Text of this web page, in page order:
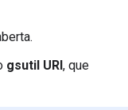
gsutil URI, que